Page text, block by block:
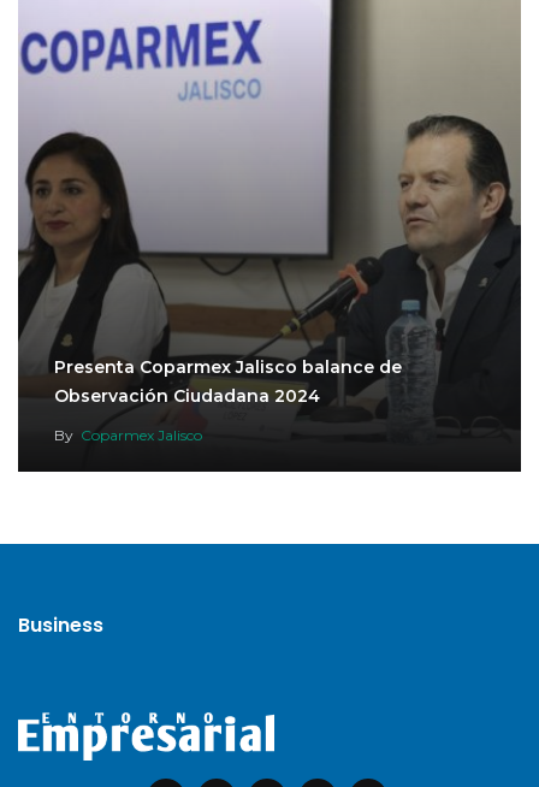
Presenta Coparmex Jalisco balance de
Observación Ciudadana 2024
By Coparmex Jalisco
Business